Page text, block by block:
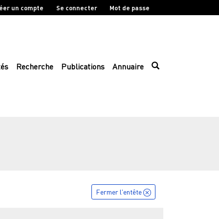
un compte Se connecter Mot de passe
Recherche Publications Annuaire
Fermer l'entête